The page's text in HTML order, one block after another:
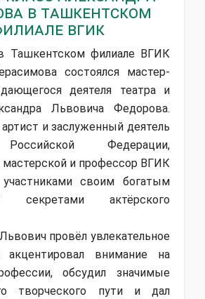
в Ташкентском
ВГИК
филиале ВГИК
состоялся мастер-
деятеля театра и
Львовича Федорова.
и заслуженный деятель
Федерации,
мастерской и профессор ВГИК
своим богатым
актёрского
провёл увлекательное
акцентировал внимание на
обсудил значимые
творческого пути и дал